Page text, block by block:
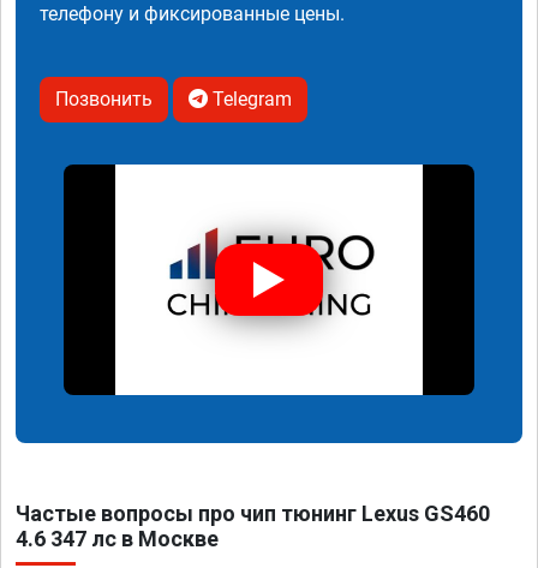
телефону и фиксированные цены.
Позвонить Telegram
Частые вопросы про чип тюнинг Lexus GS460
4.6 347 лс в Москве